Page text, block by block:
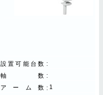
設置可能台数
軸数
アーム数
1